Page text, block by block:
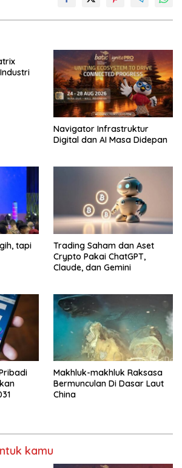
Navigator Infrastruktur
Digital dan AI Masa Didepan
tapi
Trading Saham dan Aset
Crypto Pakai ChatGPT,
Claude, dan Gemini
Makhluk-makhluk Raksasa
Bermunculan Di Dasar Laut
China
kamu